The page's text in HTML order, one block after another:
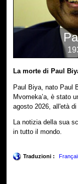
La morte di Paul
Paul Biya, nato Paul
Mvomeka’a, è stato
agosto 2026, all'età di
La notizia della sua
in tutto il mondo.
Traduzioni :